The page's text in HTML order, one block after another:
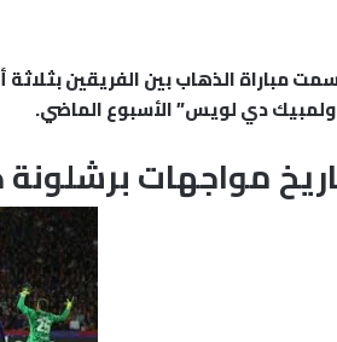
مباراة الذهاب بين الفريقين
دي لويس” الأسبوع الماضي.
مواجهات برشلونة